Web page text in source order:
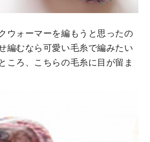
ウォーマーを編もうと思ったの
編むなら可愛い毛糸で編みたい
ころ、こちらの毛糸に目が留ま